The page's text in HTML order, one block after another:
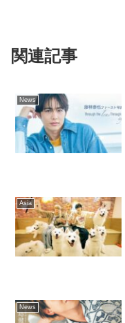
関連記事
News
Asia
News